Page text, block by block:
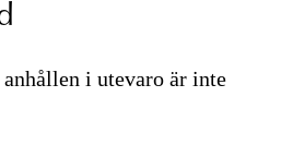
i utevaro är inte